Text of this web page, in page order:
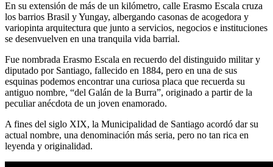
En su extensión de más de un kilómetro, calle Erasmo Escala cruza
los barrios Brasil y Yungay, albergando casonas de acogedora y
variopinta arquitectura que junto a servicios, negocios e instituciones
se desenvuelven en una tranquila vida barrial.
Fue nombrada Erasmo Escala en recuerdo del distinguido militar y
diputado por Santiago, fallecido en 1884, pero en una de sus
esquinas podemos encontrar una curiosa placa que recuerda su
antiguo nombre, “del Galán de la Burra”, originado a partir de la
peculiar anécdota de un joven enamorado.
A fines del siglo XIX, la Municipalidad de Santiago acordó dar su
actual nombre, una denominación más seria, pero no tan rica en
leyenda y originalidad.